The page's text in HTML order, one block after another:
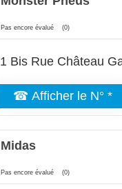
Pas encore évalué (0)
1 Bis Rue Château
☎ Afficher le N° *
Midas
Pas encore évalué (0)